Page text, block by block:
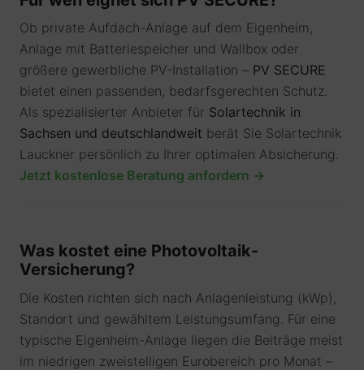
Ob private Aufdach-Anlage auf dem Eigenheim,
Anlage mit Batteriespeicher und Wallbox oder
größere gewerbliche PV-Installation – PV SECURE
bietet einen passenden, bedarfsgerechten Schutz.
Als spezialisierter Anbieter für Solartechnik in
Sachsen und deutschlandweit berät Sie Solartechnik
Lauckner persönlich zu Ihrer optimalen Absicherung.
Jetzt kostenlose Beratung anfordern →
Was kostet eine Photovoltaik-
Versicherung?
Die Kosten richten sich nach Anlagenleistung (kWp),
Standort und gewähltem Leistungsumfang. Für eine
typische Eigenheim-Anlage liegen die Beiträge meist
im niedrigen zweistelligen Eurobereich pro Monat –